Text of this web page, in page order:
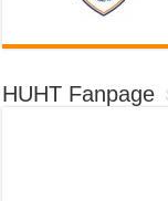
HUHT Fanpage